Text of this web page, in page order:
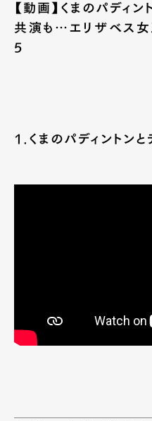
【動画】くまのパディン
共演も…エリザベス
5
1.くまのパディントンと